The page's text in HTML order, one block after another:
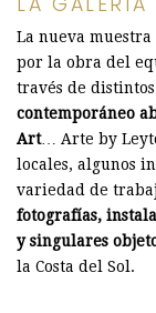
La nueva
por la obra del
través de
contemporáneo
Art… Arte by
locales, algunos
variedad de
fotografías,
y singulares
la Costa del Sol.